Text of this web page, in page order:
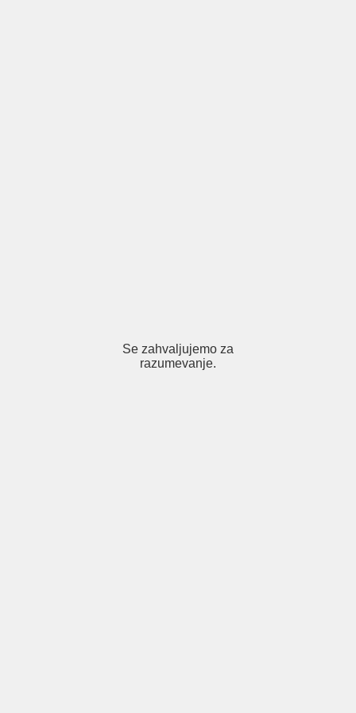
Se zahvaljujemo za
razumevanje.